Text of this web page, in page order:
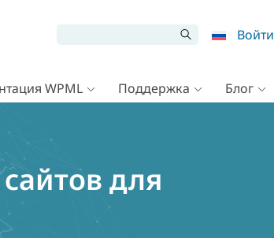
Войти
WPML Поддержка Блог
для